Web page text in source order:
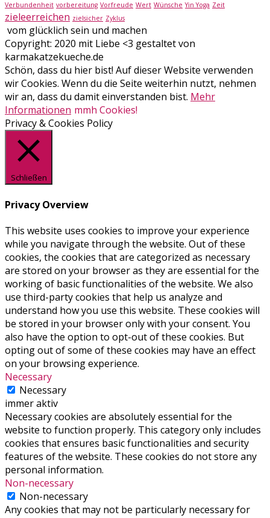
Verbundenheit vorbereitung Vorfreude Wert Wünsche Yin Yoga Zeit
zieleerreichen zielsicher Zyklus
vom glücklich sein und machen
Copyright: 2020 mit Liebe <3 gestaltet von
karmakatzekueche.de
Schön, dass du hier bist! Auf dieser Website verwenden
wir Cookies. Wenn du die Seite weiterhin nutzt, nehmen
wir an, dass du damit einverstanden bist. Mehr
Informationen mmh Cookies!
Privacy & Cookies Policy
Schließen
Privacy Overview
This website uses cookies to improve your experience
while you navigate through the website. Out of these
cookies, the cookies that are categorized as necessary
are stored on your browser as they are essential for the
working of basic functionalities of the website. We also
use third-party cookies that help us analyze and
understand how you use this website. These cookies will
be stored in your browser only with your consent. You
also have the option to opt-out of these cookies. But
opting out of some of these cookies may have an effect
on your browsing experience.
Necessary
Necessary
immer aktiv
Necessary cookies are absolutely essential for the
website to function properly. This category only includes
cookies that ensures basic functionalities and security
features of the website. These cookies do not store any
personal information.
Non-necessary
Non-necessary
Any cookies that may not be particularly necessary for